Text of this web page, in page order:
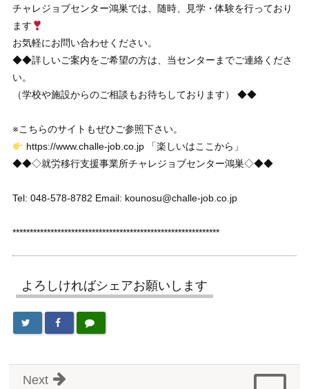
チャレジョブセンター鴻巣では、随時、見学・体験を行っており
ます
お気軽にお問い合わせください。
◆◆詳しいご案内をご希望の方は、当センターまでご連絡くださ
い。
（学校や施設からのご相談もお待ちしております） ◆◆
※こちらのサイトもぜひご参照下さい。
https://www.challe-job.co.jp 「楽しいはここから」
◆◆◇就労移行支援事業所チャレジョブセンター鴻巣◇◆◆
Tel: 048-578-8782 Email: kounosu@challe-job.co.jp
************************************************************
よろしければシェアお願いします
Next